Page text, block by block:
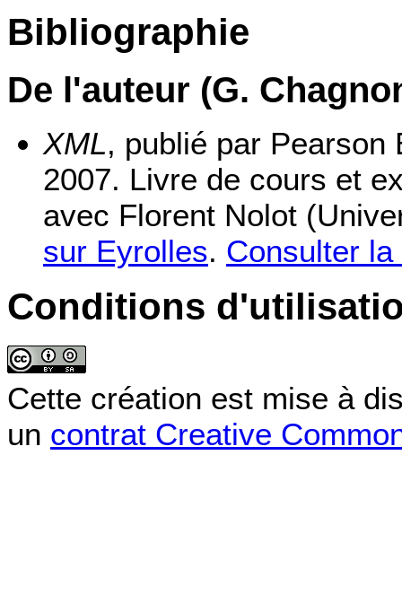
Bibliographie
De l'auteur (G.
XML, publié par Pearson
2007. Livre de cours et
avec Florent Nolot
sur Eyrolles. Consulter
Conditions
Cette création est mise à
un contrat Creative